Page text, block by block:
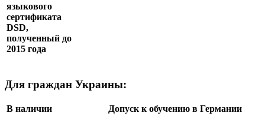
языкового
сертификата
DSD,
полученный до
2015 года
Для граждан Украины:
В наличии
Допуск к обучению в Германии